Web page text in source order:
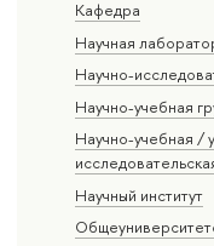
Кафедра
Научная
Научно-
Научно-учебная
Научно-учебная /
Научный институт